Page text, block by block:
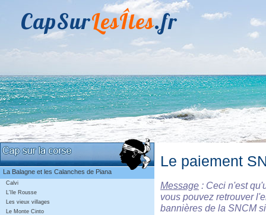
CapSurLesÎles.fr
La Balagne et les Calanches de Piana
Calvi
L'Ile Rousse
Les vieux villages
Le Monte Cinto
Le paiement
Message : Ceci n'est
vous pouvez retrouver
bannières de la SNCM